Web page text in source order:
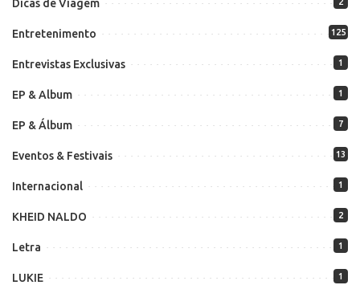
Dicas de Viagem
Entretenimento 125
Entrevistas Exclusivas 1
EP & Album 1
EP & Álbum 7
Eventos & Festivais 13
Internacional 1
KHEID NALDO 2
Letra 1
LUKIE 1